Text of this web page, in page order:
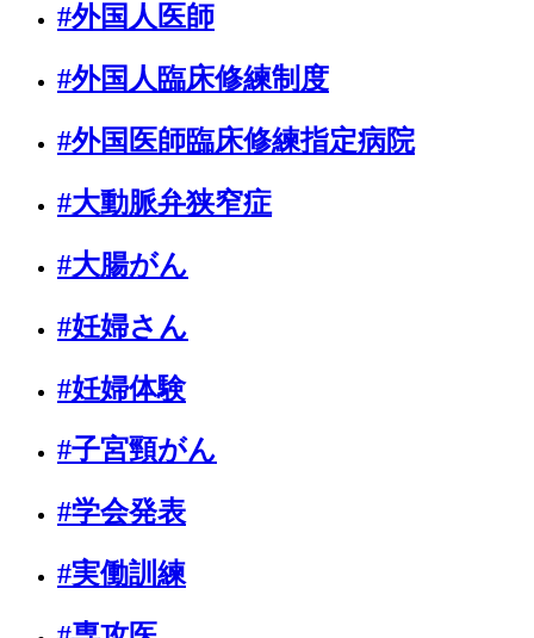
#外国人医師
#外国人臨床修練制度
#外国医師臨床修練指定病院
#大動脈弁狭窄症
#大腸がん
#妊婦さん
#妊婦体験
#子宮頸がん
#学会発表
#実働訓練